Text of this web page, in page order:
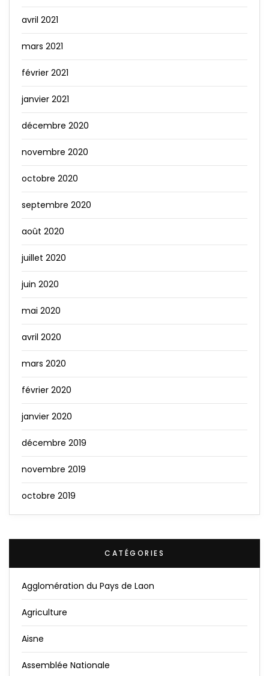
avril 2021
mars 2021
février 2021
janvier 2021
décembre 2020
novembre 2020
octobre 2020
septembre 2020
août 2020
juillet 2020
juin 2020
mai 2020
avril 2020
mars 2020
février 2020
janvier 2020
décembre 2019
novembre 2019
octobre 2019
CATÉGORIES
Agglomération du Pays de Laon
Agriculture
Aisne
Assemblée Nationale